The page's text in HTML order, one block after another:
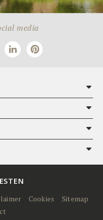
media
Cookies
Sitemap